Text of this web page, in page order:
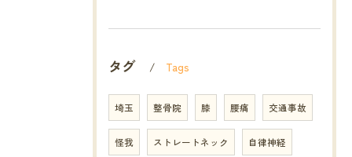
タグ Tags
埼玉 整骨院 膝 腰痛 交通事故
怪我 ストレートネック 自律神経